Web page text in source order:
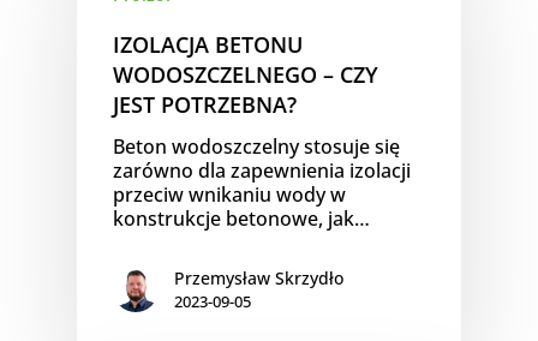
IZOLACJA BETONU
WODOSZCZELNEGO – CZY
JEST POTRZEBNA?
Beton wodoszczelny stosuje się
zarówno dla zapewnienia izolacji
przeciw wnikaniu wody w
konstrukcje betonowe, jak…
Przemysław Skrzydło
2023-09-05